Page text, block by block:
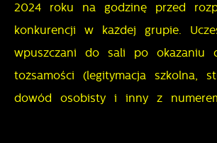
2024 roku na godzinę przed
konkurencji w każdej grupie.
wpuszczani do sali po okazaniu
tożsamości (legitymacja szkolna,
dowód osobisty i inny z